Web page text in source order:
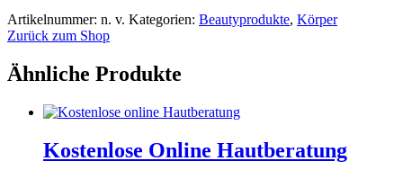
Artikelnummer: n. v. Kategorien: Beautyprodukte, Körper
Zurück zum Shop
Ähnliche Produkte
Kostenlose Online Hautberatung